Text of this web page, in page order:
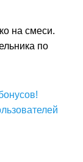
на смеси.
по